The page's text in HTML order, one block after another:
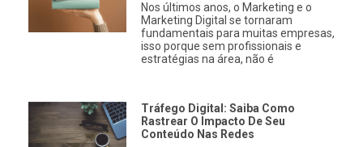
Nos últimos anos, o Marketing e o
Marketing Digital se tornaram
fundamentais para muitas empresas,
isso porque sem profissionais e
estratégias na área, não é
Tráfego Digital: Saiba Como
Rastrear O Impacto De Seu
Conteúdo Nas Redes